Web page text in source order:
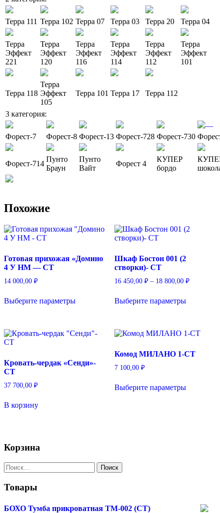
Терра 111 Терра 102 Терра 07 Терра 03 Терра 20 Терра 04
Терра
Эффект
221
Терра
Эффект
120
Терра
Эффект
116
Терра
Эффект
114
Терра
Эффект
112
Терра
Эффект
101
Терра 118
Терра
Эффект
105
Терра 101 Терра 17 Терра 112
3 категория:
—
Форест-7
Форест-8 Форест-13 Форест-728 Форест-730
Форест-714
Пунто
Браун
Пунто
Вайт
Форест 4
КУПЕР
бордо
Похожие
Готовая прихожая «Домино
4 У НМ — СТ
14 000,00 ₽
Выберите параметрытовар
Опции
на
Шкаф Бостон 001 (2
створки)- СТ
16 450,00 ₽ – 18 800,00 ₽Диапазон
800,00 ₽
Выберите параметрытовар
Опции
выбрать
Кровать-чердак «Сенди»-
СТ
37 700,00 ₽
В корзину
Комод МИЛАНО 1-СТ
7 100,00 ₽
Выберите параметрытовар
Корзина
Найти:
Товары
БОХО Тумба прикроватная ТМ-002 (СТ)